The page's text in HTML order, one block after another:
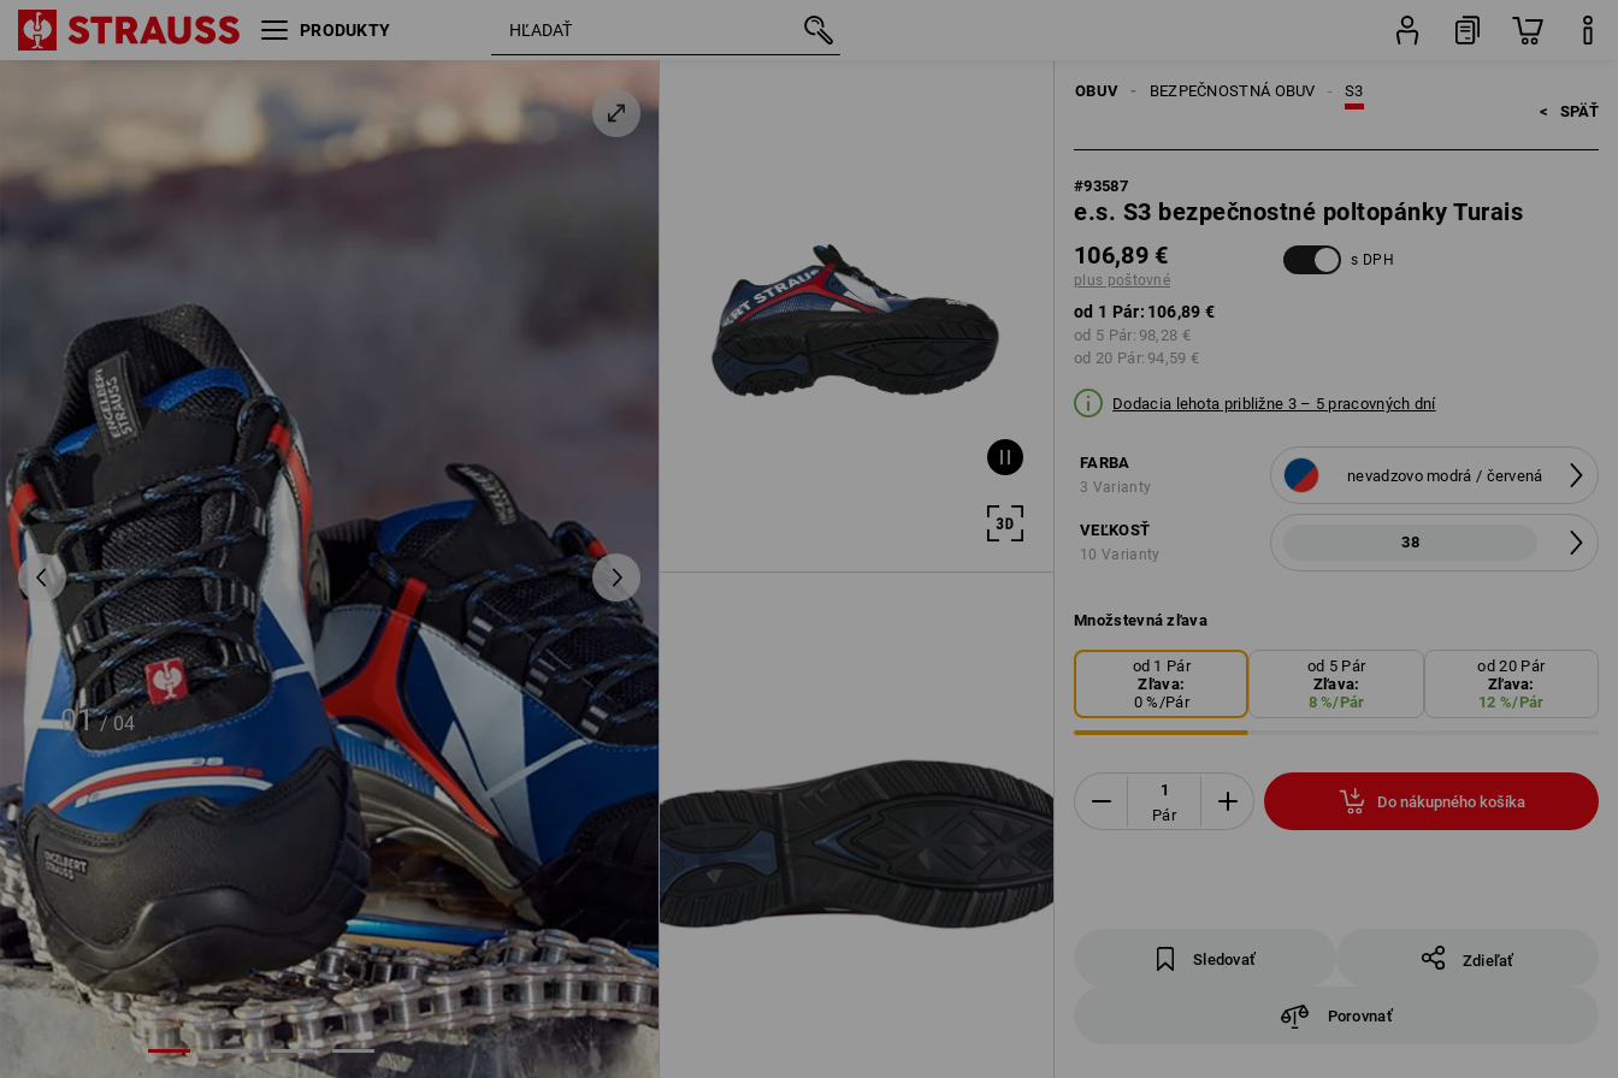
PRODUKTY
01 / 04
OBUV S3
BEZPEČNOSTNÁ OBUV
< SPÄŤ
#93587
e.s. S3 bezpečnostné poltopánky Turais
106,89 €
plus poštovné
s DPH
od 1 Pár: 106,89 €
od 5 Pár: 98,28 €
od 20 Pár: 94,59 €
Dodacia lehota približne 3 – 5 pracovných dní
FARBA
3 Varianty
nevadzovo modrá / červená
VEĽKOSŤ
10 Varianty
38
Množstevná zľava
od 1 Pár
Zľava:
0 %/Pár
od 5 Pár
Zľava:
8%/Pár
od 20 Pár
Zľava:
12 %/Pár
Pár
Do nákupného košíka
Sledovať Zdieľať
Porovnať
e.s. S3 bezpečnostné
38